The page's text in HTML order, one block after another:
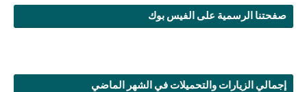
صفحتنا الرسمية على الفيس بوك
إجمالي الزيارات والتحميلات في الشهر الماضي